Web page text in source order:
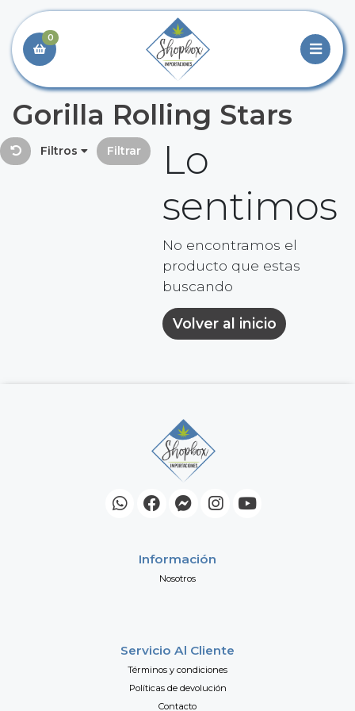
0
Gorilla Rolling Stars
Filtros Filtrar
Lo
sentimos
No encontramos el
producto que estas
buscando
Volver al inicio
Información
Nosotros
Servicio Al Cliente
Términos y condiciones
Políticas de devolución
Contacto